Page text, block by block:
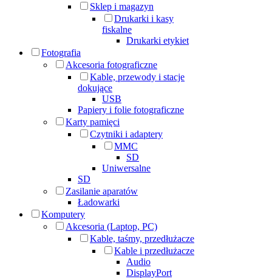
Sklep i magazyn
Drukarki i kasy
fiskalne
Drukarki etykiet
Fotografia
Akcesoria fotograficzne
Kable, przewody i stacje
dokujące
USB
Papiery i folie fotograficzne
Karty pamięci
Czytniki i adaptery
MMC
SD
Uniwersalne
SD
Zasilanie aparatów
Ładowarki
Komputery
Akcesoria (Laptop, PC)
Kable, taśmy, przedłużacze
Kable i przedłużacze
Audio
DisplayPort